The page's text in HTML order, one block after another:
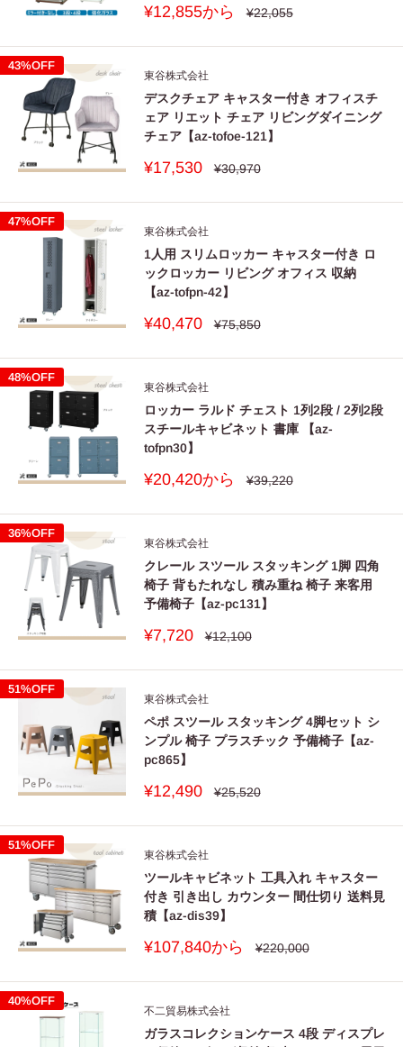
販
価
¥12,855から
通
格
¥22,055
43%OFF
東谷株式会社
デスクチェア キャスター付き オフィスチ
ェア リエット チェア リビングダイニング
チェア【az-tofoe-121】
販
価
¥17,530
通
格
¥30,970
47%OFF
東谷株式会社
1人用 スリムロッカー キャスター付き ロ
ックロッカー リビング オフィス 収納
【az-tofpn-42】
販
価
¥40,470
通
格
¥75,850
48%OFF
東谷株式会社
ロッカー ラルド チェスト 1列2段 / 2列2段
スチールキャビネット 書庫 【az-
tofpn30】
販
価
¥20,420から
通
格
¥39,220
36%OFF
東谷株式会社
クレール スツール スタッキング 1脚 四角
椅子 背もたれなし 積み重ね 椅子 来客用
予備椅子【az-pc131】
販
価
¥7,720
通
格
¥12,100
51%OFF
東谷株式会社
ペポ スツール スタッキング 4脚セット シ
ンプル 椅子 プラスチック 予備椅子【az-
pc865】
販
価
¥12,490
通
格
¥25,520
51%OFF
東谷株式会社
ツールキャビネット 工具入れ キャスター
付き 引き出し カウンター 間仕切り 送料見
積【az-dis39】
販
価
¥107,840から
通
格
¥220,000
40%OFF
不二貿易株式会社
ガラスコレクションケース 4段 ディスプレ